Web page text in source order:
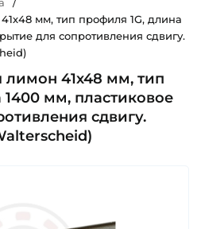
/
мм, тип профиля 1G, длина
для сопротивления сдвигу.
41х48 мм, тип
мм, пластиковое
сдвигу.